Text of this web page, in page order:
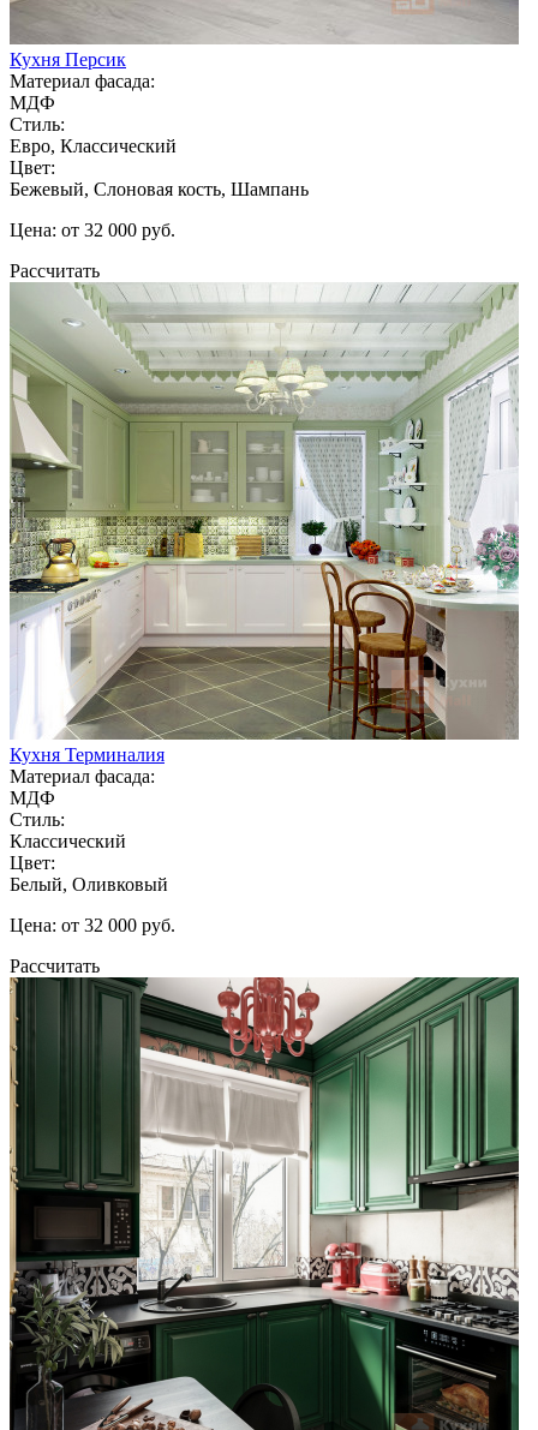
Кухня Персик
Материал фасада:
МДФ
Стиль:
Евро, Классический
Цвет:
Бежевый, Слоновая кость, Шампань
Цена: от 32 000 руб.
Рассчитать
Кухня Терминалия
Материал фасада:
МДФ
Стиль:
Классический
Цвет:
Белый, Оливковый
Цена: от 32 000 руб.
Рассчитать